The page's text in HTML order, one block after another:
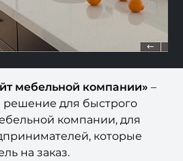
мебельной компании» –
решение для быстрого
компании, для
которые
на заказ.